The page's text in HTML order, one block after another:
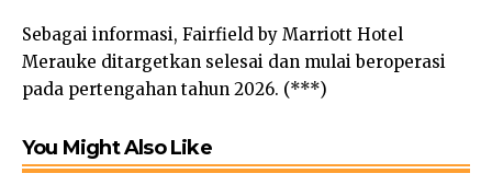
Sebagai informasi, Fairfield by Marriott Hotel
Merauke ditargetkan selesai dan mulai beroperasi
pada pertengahan tahun 2026. (***)
You Might Also Like